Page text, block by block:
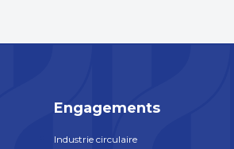
Engagements
Industrie circulaire